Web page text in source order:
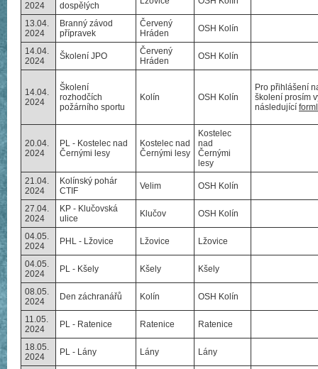
2024
dospělých
13.04.
2024
Branný závod
přípravek
Červený
Hráden
OSH Kolín
14.04.
2024
Školení JPO
Červený
Hráden
OSH Kolín
14.04.
2024
Školení
rozhodčích
požárního sportu
Kolín OSH Kolín
Pro přihlášení
školení prosím
následující
20.04.
2024
PL - Kostelec nad
Černými lesy
Kostelec nad
Černými lesy
Kostelec
nad
Černými
lesy
21.04.
2024
Kolínský pohár
CTIF
Velim OSH Kolín
27.04.
2024
KP - Klučovská
ulice
Klučov OSH Kolín
04.05.
2024
PHL - Lžovice Lžovice Lžovice
04.05.
2024
PL - Kšely Kšely Kšely
08.05.
2024
Den záchranářů Kolín OSH Kolín
11.05.
2024
PL - Ratenice Ratenice Ratenice
18.05.
2024
PL - Lány Lány Lány